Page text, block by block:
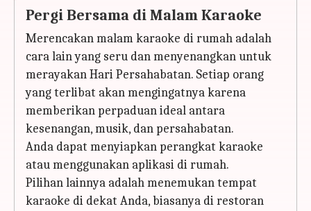
Pergi Bersama di Malam Karaoke
Merencakan malam karaoke di rumah adalah
cara lain yang seru dan menyenangkan untuk
merayakan Hari Persahabatan. Setiap orang
yang terlibat akan mengingatnya karena
memberikan perpaduan ideal antara
kesenangan, musik, dan persahabatan.
Anda dapat menyiapkan perangkat karaoke
atau menggunakan aplikasi di rumah.
Pilihan lainnya adalah menemukan tempat
karaoke di dekat Anda, biasanya di restoran